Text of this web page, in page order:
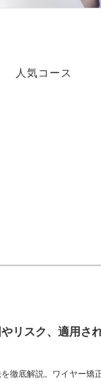
人気コース
徹底解説。ワイヤー矯